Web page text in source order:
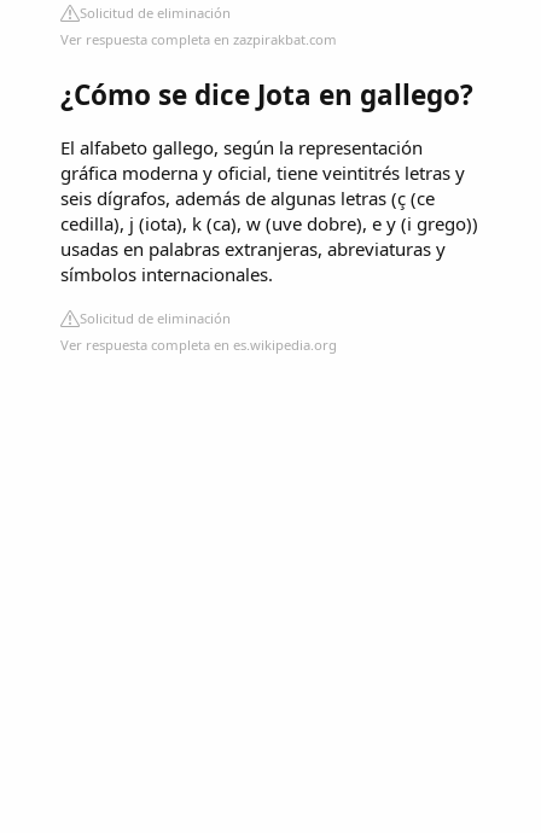
Solicitud de eliminación
Ver respuesta completa en zazpirakbat.com
¿Cómo se dice Jota en gallego?
El alfabeto gallego, según la representación
gráfica moderna y oficial, tiene veintitrés letras y
seis dígrafos, además de algunas letras (ç (ce
cedilla), j (iota), k (ca), w (uve dobre), e y (i grego))
usadas en palabras extranjeras, abreviaturas y
símbolos internacionales.
Solicitud de eliminación
Ver respuesta completa en es.wikipedia.org